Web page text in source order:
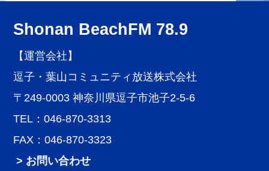
Shonan BeachFM 78.9
【運営会社】
逗子・葉山コミュニティ放送株式会社
〒249-0003 神奈川県逗子市池子2-5-6
TEL：046-870-3313
FAX：046-870-3323
> お問い合わせ